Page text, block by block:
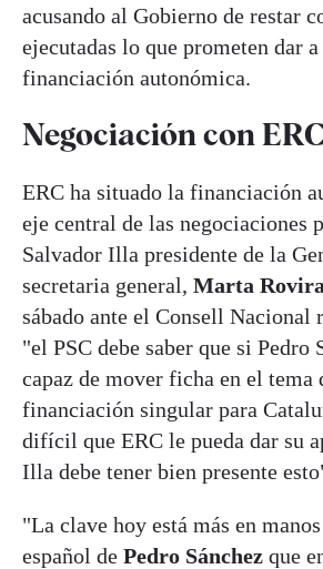
acusando al Gobierno de restar
ejecutadas lo que prometen dar
financiación autonómica.
Negociación con ERC
ERC ha situado la financiación
eje central de las negociaciones
Salvador Illa presidente de la
secretaria general, Marta Rovira
sábado ante el Consell Nacional
"el PSC debe saber que si Pedro
capaz de mover ficha en el tema
financiación singular para
difícil que ERC le pueda dar su
Illa debe tener bien presente
"La clave hoy está más en
español de Pedro Sánchez que